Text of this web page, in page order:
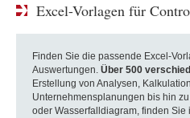
Excel-Vorlagen für
Finden Sie die passende Excel-
Auswertungen. Über 500
Erstellung von Analysen,
Unternehmensplanungen bis hin
oder Wasserfalldiagram, finden